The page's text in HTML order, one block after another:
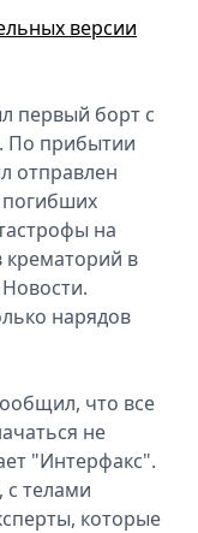
версии
первый борт с
По прибытии
отправлен
на
крематорий в
нарядов
что все
не
"Интерфакс".
с телами
которые